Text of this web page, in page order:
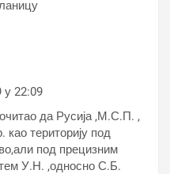
у 22:09
да Русија ,М.С.П. ,
као територију под
под прецизним
У.Н. ,односно С.Б.